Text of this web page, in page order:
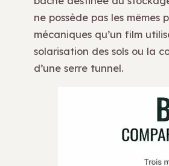
ne possède pas les mêmes
mécaniques qu’un film
solarisation des sols ou la
d’une serre tunnel.